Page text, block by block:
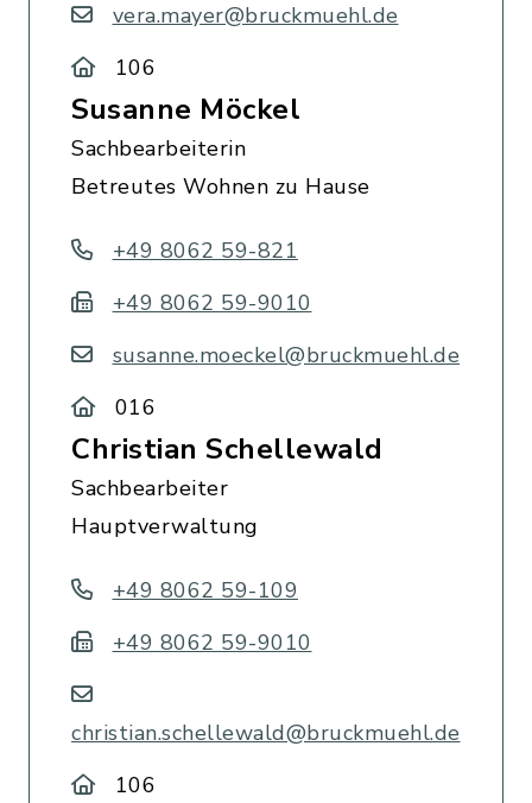
vera.mayer@bruckmuehl.de
106
Susanne Möckel
Sachbearbeiterin
Betreutes Wohnen zu Hause
+49 8062 59-821
+49 8062 59-9010
susanne.moeckel@bruckmuehl.de
016
Christian Schellewald
Sachbearbeiter
Hauptverwaltung
+49 8062 59-109
+49 8062 59-9010
christian.schellewald@bruckmuehl.de
106